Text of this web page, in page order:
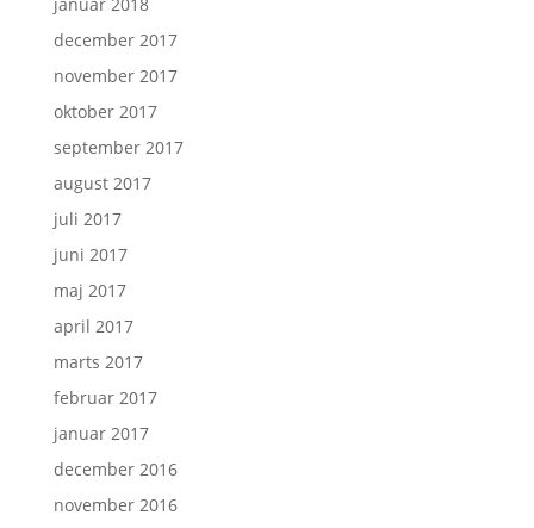
december 2017
november 2017
oktober 2017
september 2017
august 2017
juli 2017
juni 2017
maj 2017
april 2017
marts 2017
februar 2017
januar 2017
december 2016
november 2016